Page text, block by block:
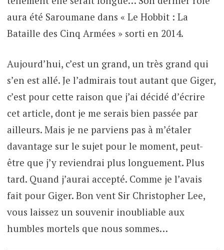
aura été Saroumane dans « Le Hobbit : La
Bataille des Cinq Armées » sorti en 2014.
Aujourd’hui, c’est un grand, un très grand qui
s’en est allé. Je l’admirais tout autant que Giger,
c’est pour cette raison que j’ai décidé d’écrire
cet article, dont je me serais bien passée par
ailleurs. Mais je ne parviens pas à m’étaler
davantage sur le sujet pour le moment, peut-
être que j’y reviendrai plus longuement. Plus
tard. Quand j’aurai accepté. Comme je l’avais
fait pour Giger. Bon vent Sir Christopher Lee,
vous laissez un souvenir inoubliable aux
humbles mortels que nous sommes…